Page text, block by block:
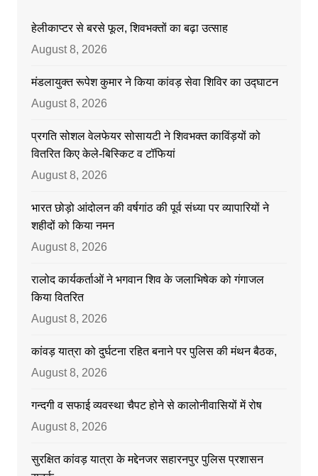
हेलीकाप्टर से बरसे फूल, शिवभक्तों का बढ़ा उत्साह
August 8, 2026
मंडलायुक्त रूपेश कुमार ने किया कांवड़ सेवा शिविर का उद्घाटन
August 8, 2026
प्रगति सोशल वेलफेयर सोसायटी ने शिवभक्त काविंड़यों को
वितरित किए केले-बिस्किट व टॉफियां
August 8, 2026
भारत छोड़ो आंदोलन की वर्षगांठ की पूर्व संध्या पर व्यापारियों ने
शहीदों को किया नमन
August 8, 2026
रालोद कार्यकर्ताओं ने भगवान शिव के जलाभिषेक को गंगाजल
किया वितरित
August 8, 2026
कांवड़ यात्रा को दुर्घटना रहित बनाने पर पुलिस की मंथन बैठक,
August 8, 2026
गन्दगी व सफाई व्यवस्था चैपट होने से कालोनीवासियों में रोष
August 8, 2026
सुरक्षित कांवड़ यात्रा के मद्देनजर सहारनपुर पुलिस प्रशासन